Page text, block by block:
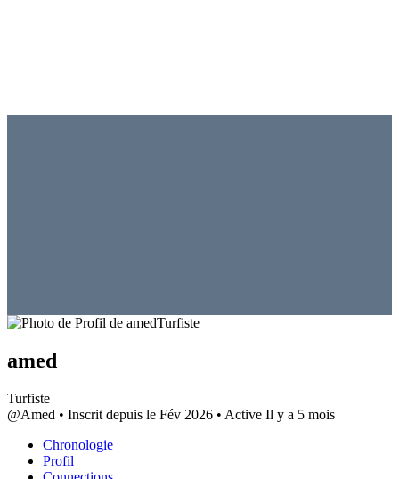
Turfiste
amed
Turfiste
@Amed • Inscrit depuis le Fév 2026 • Active Il y a 5 mois
Chronologie
Profil